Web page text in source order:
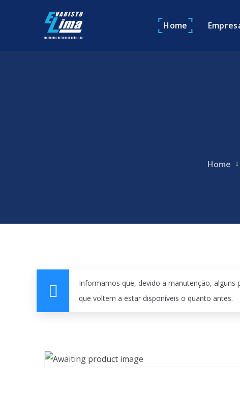
Home
Home
Informamos que, devido a manutenção,
que voltem a estar disponíveis o quanto antes.